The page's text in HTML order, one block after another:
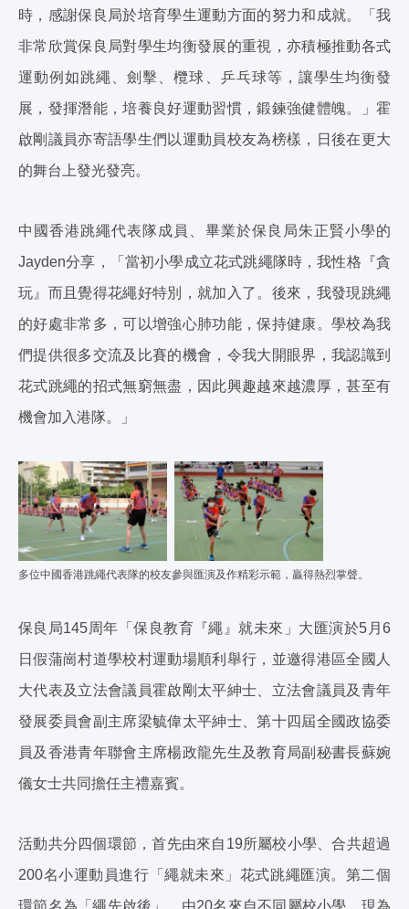
時，感謝保良局於培育學生運動方面的努力和成就。「我
非常欣賞保良局對學生均衡發展的重視，亦積極推動各式
運動例如跳繩、劍擊、欖球、乒乓球等，讓學生均衡發
展，發揮潛能，培養良好運動習慣，鍛鍊強健體魄。」霍
啟剛議員亦寄語學生們以運動員校友為榜樣，日後在更大
的舞台上發光發亮。
中國香港跳繩代表隊成員、畢業於保良局朱正賢小學的
Jayden分享，「當初小學成立花式跳繩隊時，我性格『貪
玩』而且覺得花繩好特別，就加入了。後來，我發現跳繩
的好處非常多，可以增強心肺功能，保持健康。學校為我
們提供很多交流及比賽的機會，令我大開眼界，我認識到
花式跳繩的招式無窮無盡，因此興趣越來越濃厚，甚至有
機會加入港隊。」
多位中國香港跳繩代表隊的校友參與匯演及作精彩示範，贏得熱烈掌聲。
保良局145周年「保良教育『繩』就未來」大匯演於5月6
日假蒲崗村道學校村運動場順利舉行，並邀得港區全國人
大代表及立法會議員霍啟剛太平紳士、立法會議員及青年
發展委員會副主席梁毓偉太平紳士、第十四屆全國政協委
員及香港青年聯會主席楊政龍先生及教育局副秘書長蘇婉
儀女士共同擔任主禮嘉賓。
活動共分四個環節，首先由來自19所屬校小學、合共超過
200名小運動員進行「繩就未來」花式跳繩匯演。第二個